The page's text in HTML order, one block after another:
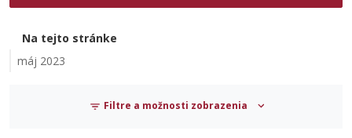
Na tejto stránke
máj 2023
Filtre a možnosti zobrazenia